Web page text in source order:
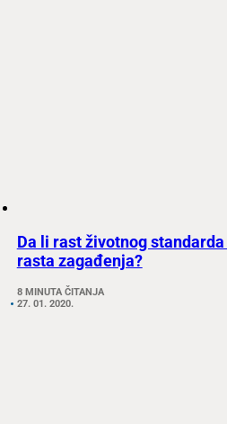
Da li rast životnog
rasta zagađenja?
8 MINUTA ČITANJA
27. 01. 2020.